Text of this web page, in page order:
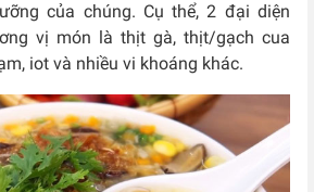
của chúng. Cụ thể, 2 đại diện
vị món là thịt gà, thịt/gạch cua
iot và nhiều vi khoáng khác.